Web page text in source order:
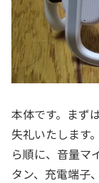
本体です。まず
失礼いたします
ら順に、音量マ
タン、充電端子